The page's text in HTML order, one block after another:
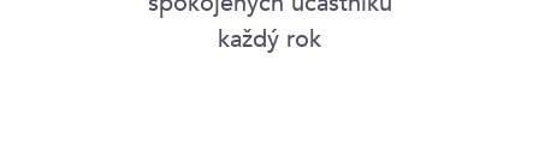
každý rok